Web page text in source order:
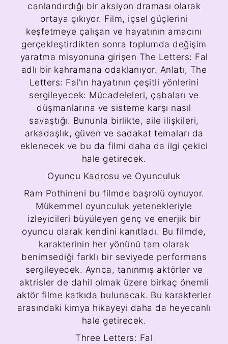
canlandırdığı bir aksiyon draması olarak
ortaya çıkıyor. Film, içsel güçlerini
keşfetmeye çalışan ve hayatının amacını
gerçekleştirdikten sonra toplumda değişim
yaratma misyonuna girişen The Letters: Fal
adlı bir kahramana odaklanıyor. Anlatı, The
Letters: Fal'ın hayatının çeşitli yönlerini
sergileyecek: Mücadeleleri, çabaları ve
düşmanlarına ve sisteme karşı nasıl
savaştığı. Bununla birlikte, aile ilişkileri,
arkadaşlık, güven ve sadakat temaları da
eklenecek ve bu da filmi daha da ilgi çekici
hale getirecek.
Oyuncu Kadrosu ve Oyunculuk
Ram Pothineni bu filmde başrolü oynuyor.
Mükemmel oyunculuk yetenekleriyle
izleyicileri büyüleyen genç ve enerjik bir
oyuncu olarak kendini kanıtladı. Bu filmde,
karakterinin her yönünü tam olarak
benimsediği farklı bir seviyede performans
sergileyecek. Ayrıca, tanınmış aktörler ve
aktrisler de dahil olmak üzere birkaç önemli
aktör filme katkıda bulunacak. Bu karakterler
arasındaki kimya hikayeyi daha da heyecanlı
hale getirecek.
Three Letters: Fal